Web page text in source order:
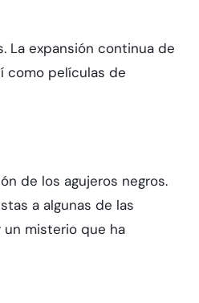
La expansión continua de
como películas de
de los agujeros negros.
a algunas de las
un misterio que ha